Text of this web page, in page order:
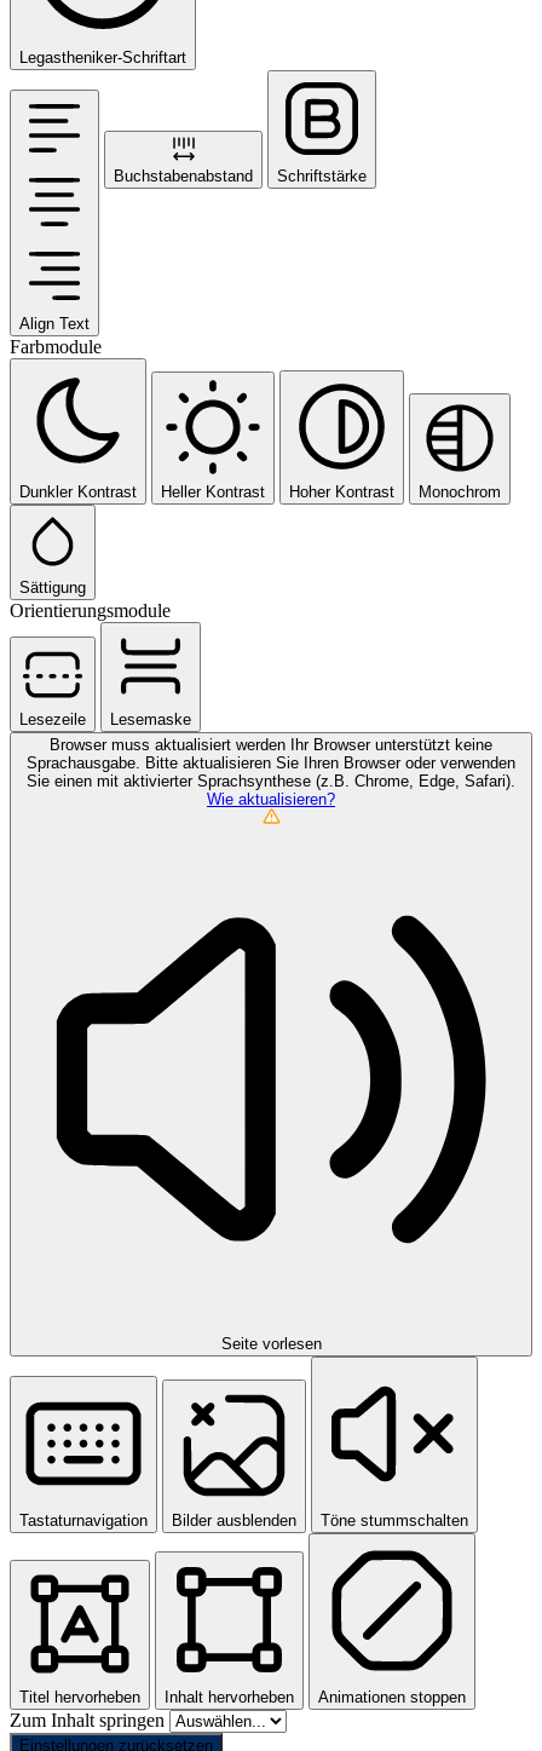
Legastheniker-Schriftart
Align Text
Buchstabenabstand Schriftstärke
Farbmodule
Dunkler Kontrast Heller Kontrast Hoher Kontrast Monochrom
Sättigung
Orientierungsmodule
Lesezeile
Lesemaske
Browser muss aktualisiert werden
Ihr Browser unterstützt keine
Sprachausgabe. Bitte aktualisieren Sie Ihren Browser oder verwenden
Sie einen mit aktivierter Sprachsynthese (z.B. Chrome, Edge, Safari).
Wie aktualisieren?
Seite vorlesen
Tastaturnavigation Bilder ausblenden Töne stummschalten
Titel hervorheben Inhalt hervorheben Animationen stoppen
Zum Inhalt springen
Einstellungen zurücksetzen